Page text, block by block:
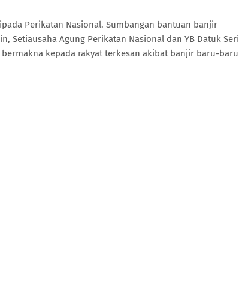
Perikatan Nasional. Sumbangan bantuan banjir
Setiausaha Agung Perikatan Nasional dan YB Datuk Seri
kepada rakyat terkesan akibat banjir baru-baru